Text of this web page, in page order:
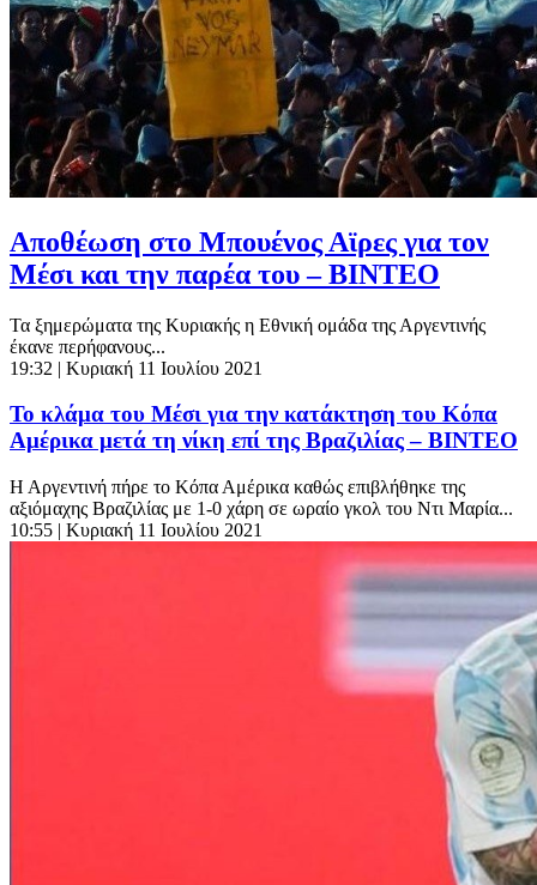
Aποθέωση στο Μπουένος Αϊρες για τον
Μέσι και την παρέα του – ΒΙΝΤΕΟ
Τα ξημερώματα της Κυριακής η Εθνική ομάδα της Αργεντινής
έκανε περήφανους...
19:32 | Κυριακή 11 Ιουλίου 2021
Το κλάμα του Μέσι για την κατάκτηση του Κόπα
Αμέρικα μετά τη νίκη επί της Βραζιλίας – ΒΙΝΤΕΟ
Η Αργεντινή πήρε το Κόπα Αμέρικα καθώς επιβλήθηκε της
αξιόμαχης Βραζιλίας με 1-0 χάρη σε ωραίο γκολ του Ντι Μαρία...
10:55 | Κυριακή 11 Ιουλίου 2021